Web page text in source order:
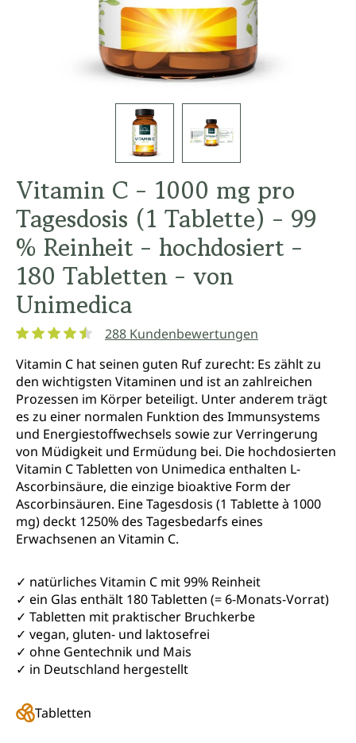
Vitamin C - 1000 mg pro
Tagesdosis (1 Tablette) - 99
% Reinheit - hochdosiert -
180 Tabletten - von
Unimedica
288 Kundenbewertungen
Vitamin C hat seinen guten Ruf zurecht: Es zählt zu
den wichtigsten Vitaminen und ist an zahlreichen
Prozessen im Körper beteiligt. Unter anderem trägt
es zu einer normalen Funktion des Immunsystems
und Energiestoffwechsels sowie zur Verringerung
von Müdigkeit und Ermüdung bei. Die hochdosierten
Vitamin C Tabletten von Unimedica enthalten L-
Ascorbinsäure, die einzige bioaktive Form der
Ascorbinsäuren. Eine Tagesdosis (1 Tablette à 1000
mg) deckt 1250% des Tagesbedarfs eines
Erwachsenen an Vitamin C.
✓ natürliches Vitamin C mit 99% Reinheit
✓ ein Glas enthält 180 Tabletten (= 6-Monats-Vorrat)
✓ Tabletten mit praktischer Bruchkerbe
✓ vegan, gluten- und laktosefrei
✓ ohne Gentechnik und Mais
✓ in Deutschland hergestellt
Tabletten